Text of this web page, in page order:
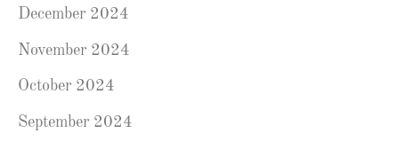
December 2024
November 2024
October 2024
September 2024